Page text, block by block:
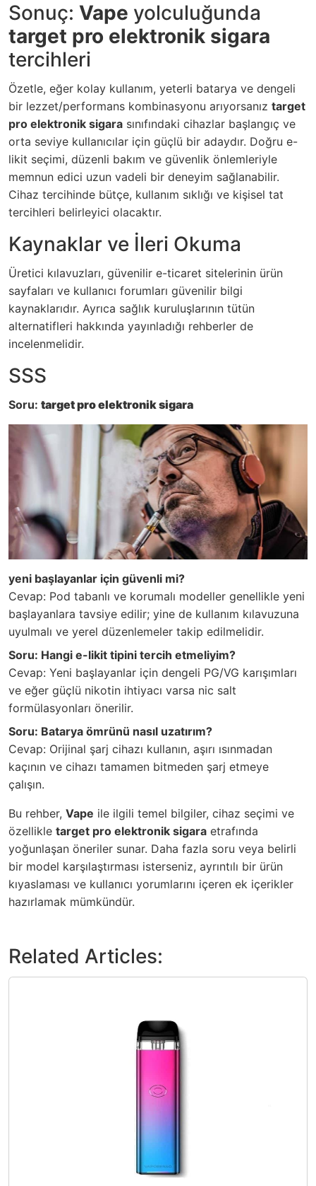
Sonuç: Vape yolculuğunda
target pro elektronik sigara
tercihleri
Özetle, eğer kolay kullanım, yeterli batarya ve dengeli
bir lezzet/performans kombinasyonu arıyorsanız target
pro elektronik sigara sınıfındaki cihazlar başlangıç ve
orta seviye kullanıcılar için güçlü bir adaydır. Doğru e-
likit seçimi, düzenli bakım ve güvenlik önlemleriyle
memnun edici uzun vadeli bir deneyim sağlanabilir.
Cihaz tercihinde bütçe, kullanım sıklığı ve kişisel tat
tercihleri belirleyici olacaktır.
Kaynaklar ve İleri Okuma
Üretici kılavuzları, güvenilir e-ticaret sitelerinin ürün
sayfaları ve kullanıcı forumları güvenilir bilgi
kaynaklarıdır. Ayrıca sağlık kuruluşlarının tütün
alternatifleri hakkında yayınladığı rehberler de
incelenmelidir.
SSS
Soru: target pro elektronik sigara
yeni başlayanlar için güvenli mi?
Cevap: Pod tabanlı ve korumalı modeller genellikle yeni
başlayanlara tavsiye edilir; yine de kullanım kılavuzuna
uyulmalı ve yerel düzenlemeler takip edilmelidir.
Soru: Hangi e-likit tipini tercih etmeliyim?
Cevap: Yeni başlayanlar için dengeli PG/VG karışımları
ve eğer güçlü nikotin ihtiyacı varsa nic salt
formülasyonları önerilir.
Soru: Batarya ömrünü nasıl uzatırım?
Cevap: Orijinal şarj cihazı kullanın, aşırı ısınmadan
kaçının ve cihazı tamamen bitmeden şarj etmeye
çalışın.
Bu rehber, Vape ile ilgili temel bilgiler, cihaz seçimi ve
özellikle target pro elektronik sigara etrafında
yoğunlaşan öneriler sunar. Daha fazla soru veya belirli
bir model karşılaştırması isterseniz, ayrıntılı bir ürün
kıyaslaması ve kullanıcı yorumlarını içeren ek içerikler
hazırlamak mümkündür.
Related Articles: